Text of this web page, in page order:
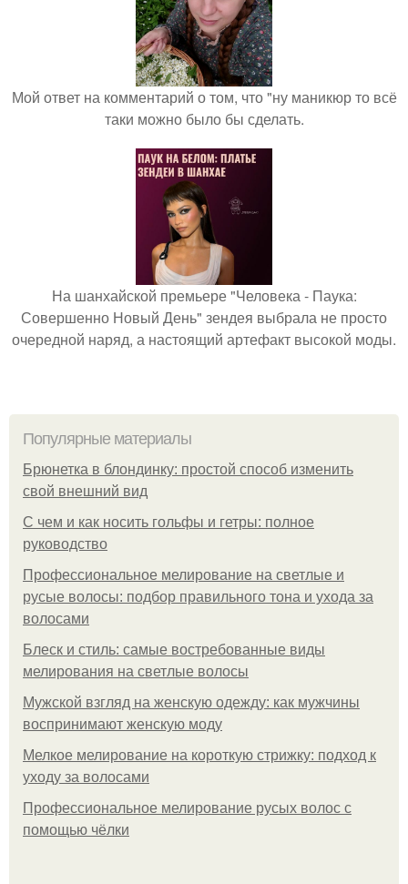
Мой ответ на комментарий о том, что "ну маникюр то всё
таки можно было бы сделать.
На шанхайской премьере "Человека - Паука:
Совершенно Новый День" зендея выбрала не просто
очередной наряд, а настоящий артефакт высокой моды.
Популярные материалы
Брюнетка в блондинку: простой способ изменить
свой внешний вид
С чем и как носить гольфы и гетры: полное
руководство
Профессиональное мелирование на светлые и
русые волосы: подбор правильного тона и ухода за
волосами
Блеск и стиль: самые востребованные виды
мелирования на светлые волосы
Мужской взгляд на женскую одежду: как мужчины
воспринимают женскую моду
Мелкое мелирование на короткую стрижку: подход к
уходу за волосами
Профессиональное мелирование русых волос с
помощью чёлки